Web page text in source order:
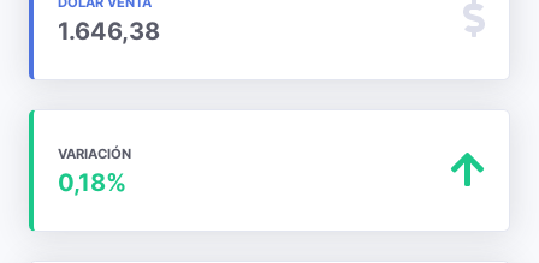
1.646,38
VARIACIÓN
0,18%